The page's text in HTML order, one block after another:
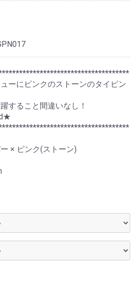
ーにピンクのストーンのタイピン
すること間違いなし！
× ピンク(ストーン)